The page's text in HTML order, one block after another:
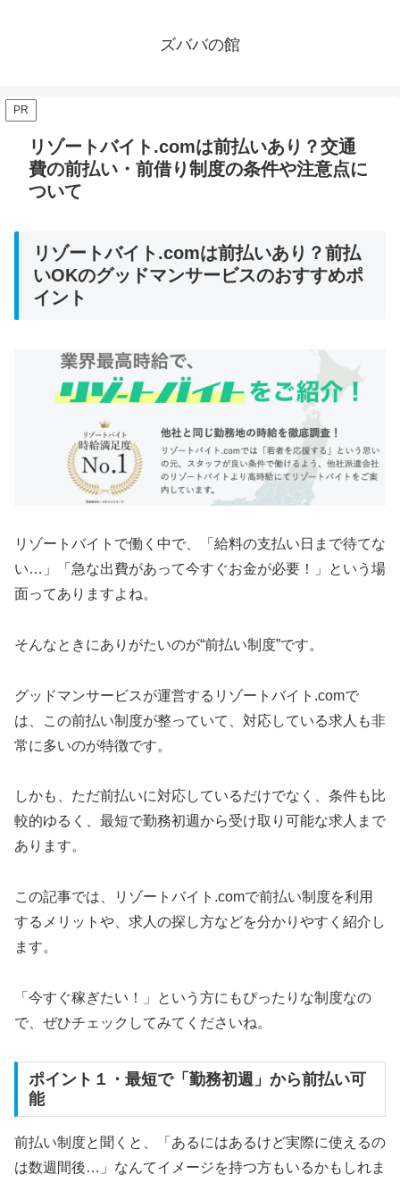
ズババの館
PR
リゾートバイト.comは前払いあり？交通
費の前払い・前借り制度の条件や注意点に
ついて
リゾートバイト.comは前払いあり？前払
いOKのグッドマンサービスのおすすめポ
イント
リゾートバイトで働く中で、「給料の支払い日まで待てな
い…」「急な出費があって今すぐお金が必要！」という場
面ってありますよね。
そんなときにありがたいのが“前払い制度”です。
グッドマンサービスが運営するリゾートバイト.comで
は、この前払い制度が整っていて、対応している求人も非
常に多いのが特徴です。
しかも、ただ前払いに対応しているだけでなく、条件も比
較的ゆるく、最短で勤務初週から受け取り可能な求人まで
あります。
この記事では、リゾートバイト.comで前払い制度を利用
するメリットや、求人の探し方などを分かりやすく紹介し
ます。
「今すぐ稼ぎたい！」という方にもぴったりな制度なの
で、ぜひチェックしてみてくださいね。
ポイント１・最短で「勤務初週」から前払い可
能
前払い制度と聞くと、「あるにはあるけど実際に使えるの
は数週間後…」なんてイメージを持つ方もいるかもしれま